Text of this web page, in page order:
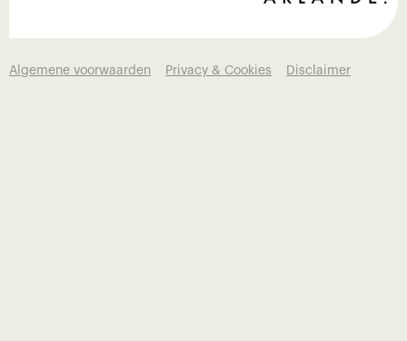
Algemene voorwaarden Privacy & Cookies Disclaimer